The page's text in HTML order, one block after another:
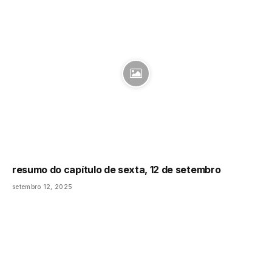
resumo do capítulo de sexta, 12 de setembro
setembro 12, 2025